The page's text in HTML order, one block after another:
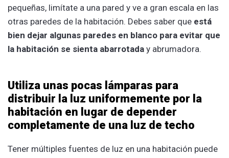
pequeñas, limítate a una pared y ve a gran escala en las
otras paredes de la habitación. Debes saber que está
bien dejar algunas paredes en blanco para evitar que
la habitación se sienta abarrotada y abrumadora.
Utiliza unas pocas lámparas para
distribuir la luz uniformemente por la
habitación en lugar de depender
completamente de una luz de techo
Tener múltiples fuentes de luz en una habitación puede